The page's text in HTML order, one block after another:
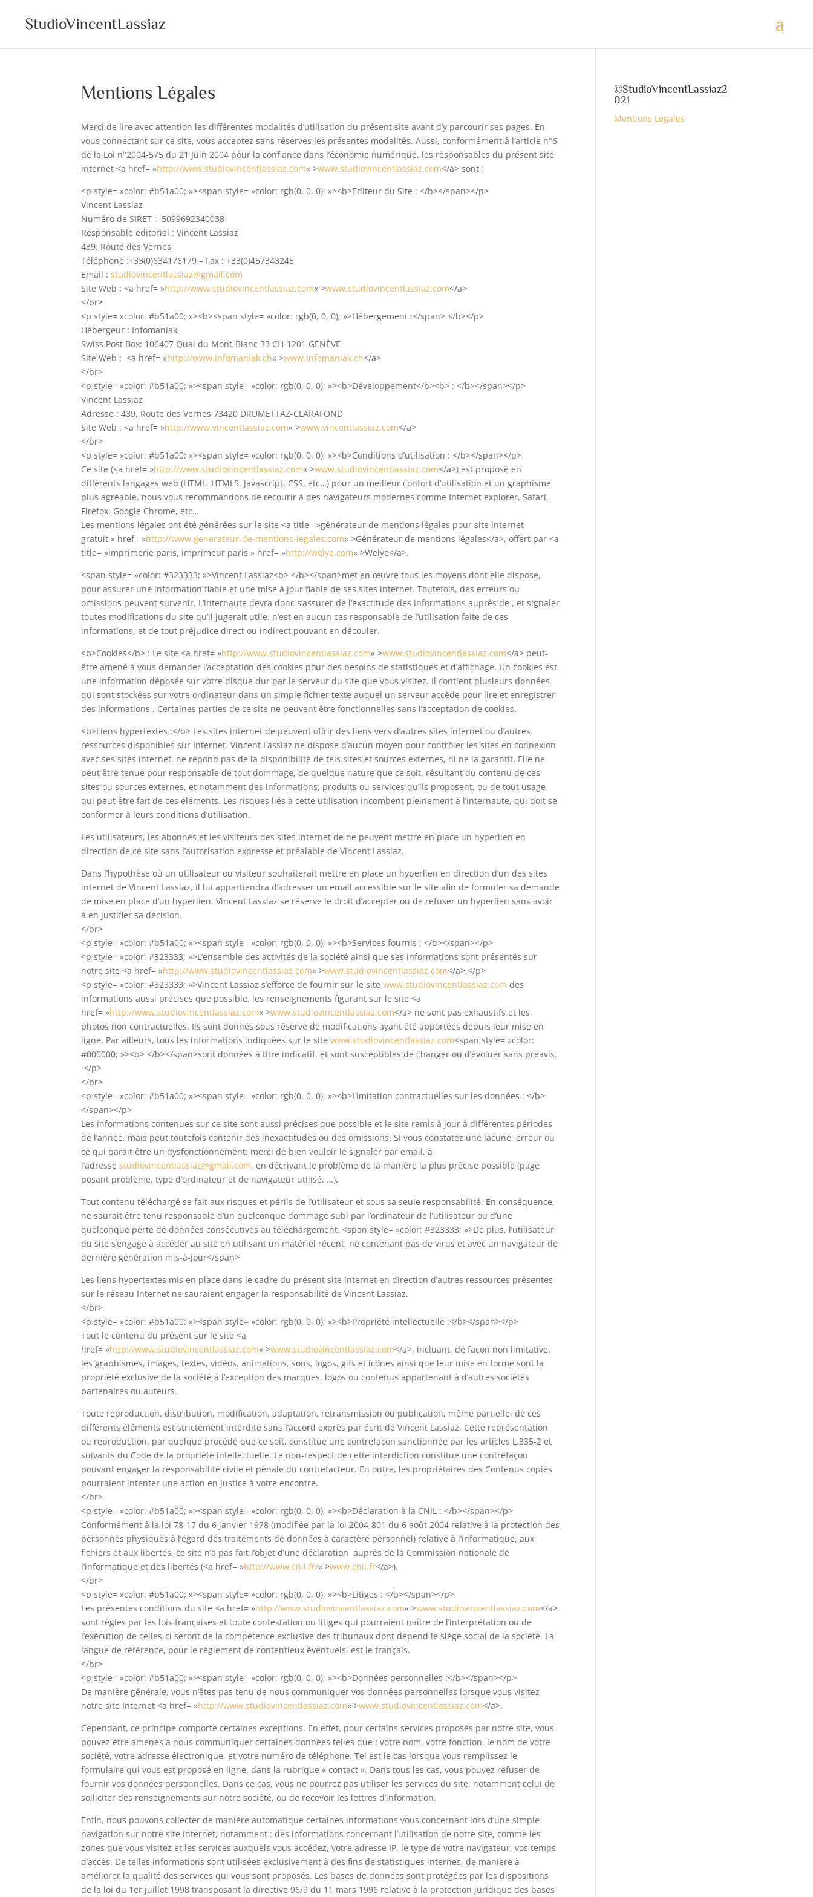
Mentions Légales
Merci de lire avec attention les différentes modalités d’utilisation du présent site avant d’y parcourir ses pages. En
vous connectant sur ce site, vous acceptez sans réserves les présentes modalités. Aussi, conformément à l’article n°6
de la Loi n°2004-575 du 21 Juin 2004 pour la confiance dans l’économie numérique, les responsables du présent site
internet <a href= »http://www.studiovincentlassiaz.com« >www.studiovincentlassiaz.com</a> sont :
<p style= »color: #b51a00; »><span style= »color: rgb(0, 0, 0); »><b>Editeur du Site : </b></span></p>
Vincent Lassiaz
Numéro de SIRET : 5099692340038
Responsable editorial : Vincent Lassiaz
439, Route des Vernes
Téléphone :+33(0)634176179 – Fax : +33(0)457343245
Email :studiovincentlassiaz@gmail.com
Site Web : <a href= »http://www.studiovincentlassiaz.com« >www.studiovincentlassiaz.com</a>
</br>
<p style= »color: #b51a00; »><b><span style= »color: rgb(0, 0, 0); »>Hébergement :</span> </b></p>
Hébergeur : Infomaniak
Swiss Post Box: 106407 Quai du Mont-Blanc 33 CH-1201 GENÈVE
Site Web : <a href= »http://www.infomaniak.ch« >www.infomaniak.ch</a>
</br>
<p style= »color: #b51a00; »><span style= »color: rgb(0, 0, 0); »><b>Développement</b><b> : </b></span></p>
Vincent Lassiaz
Adresse : 439, Route des Vernes 73420 DRUMETTAZ-CLARAFOND
Site Web : <a href= »http://www.vincentlassiaz.com« >www.vincentlassiaz.com</a>
</br>
<p style= »color: #b51a00; »><span style= »color: rgb(0, 0, 0); »><b>Conditions d’utilisation : </b></span></p>
Ce site (<a href= »http://www.studiovincentlassiaz.com« >www.studiovincentlassiaz.com</a>) est proposé en
différents langages web (HTML, HTML5, Javascript, CSS, etc…) pour un meilleur confort d’utilisation et un graphisme
plus agréable, nous vous recommandons de recourir à des navigateurs modernes comme Internet explorer, Safari,
Firefox, Google Chrome, etc…
Les mentions légales ont été générées sur le site <a title= »générateur de mentions légales pour site internet
gratuit » href= »http://www.generateur-de-mentions-legales.com« >Générateur de mentions légales</a>, offert par <a
title= »imprimerie paris, imprimeur paris » href= »http://welye.com« >Welye</a>.
<span style= »color: #323333; »>Vincent Lassiaz<b> </b></span>met en œuvre tous les moyens dont elle dispose,
pour assurer une information fiable et une mise à jour fiable de ses sites internet. Toutefois, des erreurs ou
omissions peuvent survenir. L’internaute devra donc s’assurer de l’exactitude des informations auprès de , et signaler
toutes modifications du site qu’il jugerait utile. n’est en aucun cas responsable de l’utilisation faite de ces
informations, et de tout préjudice direct ou indirect pouvant en découler.
<b>Cookies</b> : Le site <a href= »http://www.studiovincentlassiaz.com« >www.studiovincentlassiaz.com</a> peut-
être amené à vous demander l’acceptation des cookies pour des besoins de statistiques et d’affichage. Un cookies est
une information déposée sur votre disque dur par le serveur du site que vous visitez. Il contient plusieurs données
qui sont stockées sur votre ordinateur dans un simple fichier texte auquel un serveur accède pour lire et enregistrer
des informations . Certaines parties de ce site ne peuvent être fonctionnelles sans l’acceptation de cookies.
<b>Liens hypertextes :</b> Les sites internet de peuvent offrir des liens vers d’autres sites internet ou d’autres
ressources disponibles sur Internet. Vincent Lassiaz ne dispose d’aucun moyen pour contrôler les sites en connexion
avec ses sites internet. ne répond pas de la disponibilité de tels sites et sources externes, ni ne la garantit. Elle ne
peut être tenue pour responsable de tout dommage, de quelque nature que ce soit, résultant du contenu de ces
sites ou sources externes, et notamment des informations, produits ou services qu’ils proposent, ou de tout usage
qui peut être fait de ces éléments. Les risques liés à cette utilisation incombent pleinement à l’internaute, qui doit se
conformer à leurs conditions d’utilisation.
Les utilisateurs, les abonnés et les visiteurs des sites internet de ne peuvent mettre en place un hyperlien en
direction de ce site sans l’autorisation expresse et préalable de Vincent Lassiaz.
Dans l’hypothèse où un utilisateur ou visiteur souhaiterait mettre en place un hyperlien en direction d’un des sites
internet de Vincent Lassiaz, il lui appartiendra d’adresser un email accessible sur le site afin de formuler sa demande
de mise en place d’un hyperlien. Vincent Lassiaz se réserve le droit d’accepter ou de refuser un hyperlien sans avoir
à en justifier sa décision.
</br>
<p style= »color: #b51a00; »><span style= »color: rgb(0, 0, 0); »><b>Services fournis : </b></span></p>
<p style= »color: #323333; »>L’ensemble des activités de la société ainsi que ses informations sont présentés sur
notre site <a href= »http://www.studiovincentlassiaz.com« >www.studiovincentlassiaz.com</a>.</p>
<p style= »color: #323333; »>Vincent Lassiaz s’efforce de fournir sur le sitewww.studiovincentlassiaz.com des
informations aussi précises que possible. les renseignements figurant sur le site <a
href= »http://www.studiovincentlassiaz.com« >www.studiovincentlassiaz.com</a> ne sont pas exhaustifs et les
photos non contractuelles. Ils sont donnés sous réserve de modifications ayant été apportées depuis leur mise en
ligne. Par ailleurs, tous les informations indiquées sur le sitewww.studiovincentlassiaz.com<span style= »color:
#000000; »><b> </b></span>sont données à titre indicatif, et sont susceptibles de changer ou d’évoluer sans préavis.
</p>
</br>
<p style= »color: #b51a00; »><span style= »color: rgb(0, 0, 0); »><b>Limitation contractuelles sur les données : </b>
</span></p>
Les informations contenues sur ce site sont aussi précises que possible et le site remis à jour à différentes périodes
de l’année, mais peut toutefois contenir des inexactitudes ou des omissions. Si vous constatez une lacune, erreur ou
ce qui parait être un dysfonctionnement, merci de bien vouloir le signaler par email, à
l’adressestudiovincentlassiaz@gmail.com, en décrivant le problème de la manière la plus précise possible (page
posant problème, type d’ordinateur et de navigateur utilisé, …).
Tout contenu téléchargé se fait aux risques et périls de l’utilisateur et sous sa seule responsabilité. En conséquence,
ne saurait être tenu responsable d’un quelconque dommage subi par l’ordinateur de l’utilisateur ou d’une
quelconque perte de données consécutives au téléchargement. <span style= »color: #323333; »>De plus, l’utilisateur
du site s’engage à accéder au site en utilisant un matériel récent, ne contenant pas de virus et avec un navigateur de
dernière génération mis-à-jour</span>
Les liens hypertextes mis en place dans le cadre du présent site internet en direction d’autres ressources présentes
sur le réseau Internet ne sauraient engager la responsabilité de Vincent Lassiaz.
</br>
<p style= »color: #b51a00; »><span style= »color: rgb(0, 0, 0); »><b>Propriété intellectuelle :</b></span></p>
Tout le contenu du présent sur le site <a
href= »http://www.studiovincentlassiaz.com« >www.studiovincentlassiaz.com</a>, incluant, de façon non limitative,
les graphismes, images, textes, vidéos, animations, sons, logos, gifs et icônes ainsi que leur mise en forme sont la
propriété exclusive de la société à l’exception des marques, logos ou contenus appartenant à d’autres sociétés
partenaires ou auteurs.
Toute reproduction, distribution, modification, adaptation, retransmission ou publication, même partielle, de ces
différents éléments est strictement interdite sans l’accord exprès par écrit de Vincent Lassiaz. Cette représentation
ou reproduction, par quelque procédé que ce soit, constitue une contrefaçon sanctionnée par les articles L.335-2 et
suivants du Code de la propriété intellectuelle. Le non-respect de cette interdiction constitue une contrefaçon
pouvant engager la responsabilité civile et pénale du contrefacteur. En outre, les propriétaires des Contenus copiés
pourraient intenter une action en justice à votre encontre.
</br>
<p style= »color: #b51a00; »><span style= »color: rgb(0, 0, 0); »><b>Déclaration à la CNIL : </b></span></p>
Conformément à la loi 78-17 du 6 janvier 1978 (modifiée par la loi 2004-801 du 6 août 2004 relative à la protection des
personnes physiques à l’égard des traitements de données à caractère personnel) relative à l’informatique, aux
fichiers et aux libertés, ce site n’a pas fait l’objet d’une déclaration auprès de la Commission nationale de
l’informatique et des libertés (<a href= »http://www.cnil.fr/« >www.cnil.fr</a>).
</br>
<p style= »color: #b51a00; »><span style= »color: rgb(0, 0, 0); »><b>Litiges : </b></span></p>
Les présentes conditions du site <a href= »http://www.studiovincentlassiaz.com« >www.studiovincentlassiaz.com</a>
sont régies par les lois françaises et toute contestation ou litiges qui pourraient naître de l’interprétation ou de
l’exécution de celles-ci seront de la compétence exclusive des tribunaux dont dépend le siège social de la société. La
langue de référence, pour le règlement de contentieux éventuels, est le français.
</br>
<p style= »color: #b51a00; »><span style= »color: rgb(0, 0, 0); »><b>Données personnelles :</b></span></p>
De manière générale, vous n’êtes pas tenu de nous communiquer vos données personnelles lorsque vous visitez
notre site Internet <a href= »http://www.studiovincentlassiaz.com« >www.studiovincentlassiaz.com</a>.
Cependant, ce principe comporte certaines exceptions. En effet, pour certains services proposés par notre site, vous
pouvez être amenés à nous communiquer certaines données telles que : votre nom, votre fonction, le nom de votre
société, votre adresse électronique, et votre numéro de téléphone. Tel est le cas lorsque vous remplissez le
formulaire qui vous est proposé en ligne, dans la rubrique « contact ». Dans tous les cas, vous pouvez refuser de
fournir vos données personnelles. Dans ce cas, vous ne pourrez pas utiliser les services du site, notamment celui de
solliciter des renseignements sur notre société, ou de recevoir les lettres d’information.
Enfin, nous pouvons collecter de manière automatique certaines informations vous concernant lors d’une simple
navigation sur notre site Internet, notamment : des informations concernant l’utilisation de notre site, comme les
zones que vous visitez et les services auxquels vous accédez, votre adresse IP, le type de votre navigateur, vos temps
d’accès. De telles informations sont utilisées exclusivement à des fins de statistiques internes, de manière à
améliorer la qualité des services qui vous sont proposés. Les bases de données sont protégées par les dispositions
de la loi du 1er juillet 1998 transposant la directive 96/9 du 11 mars 1996 relative à la protection juridique des bases
©StudioVincentLassiaz2
021
Mentions Légales